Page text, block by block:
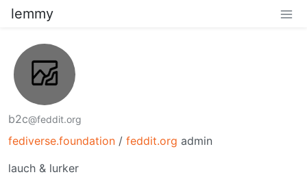
lemmy
b2c@feddit.org
fediverse.foundation / feddit.org admin
lauch & lurker